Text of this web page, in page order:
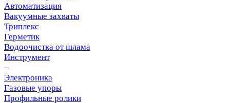
Автоматизация
Вакуумные захваты
Триплекс
Герметик
Водоочистка от шлама
Инструмент
–
Электроника
Газовые упоры
Профильные ролики